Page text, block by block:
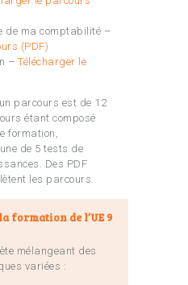
de ma comptabilité –
(PDF)
– Télécharger le
parcours est de 12
étant composé
formation,
de 5 tests de
Des PDF
les parcours.
formation de l’UE 9
mélangeant des
variées :